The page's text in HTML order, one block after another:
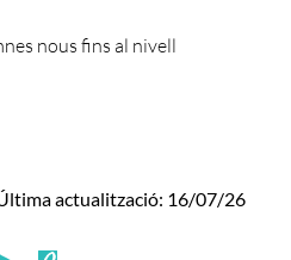
nous fins al nivell
actualització: 16/07/26